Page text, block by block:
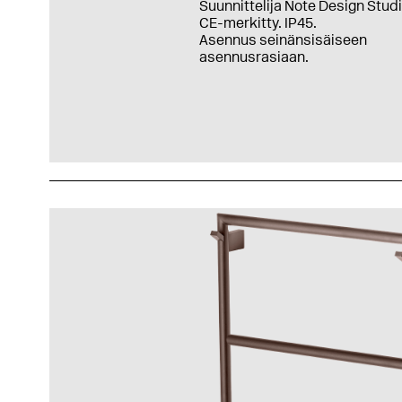
Suunnittelija Note Design
CE-merkitty. IP45.
Asennus seinänsisäiseen
asennusrasiaan.